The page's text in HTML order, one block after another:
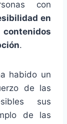
con
en
.
habido un
de las
sus
de las